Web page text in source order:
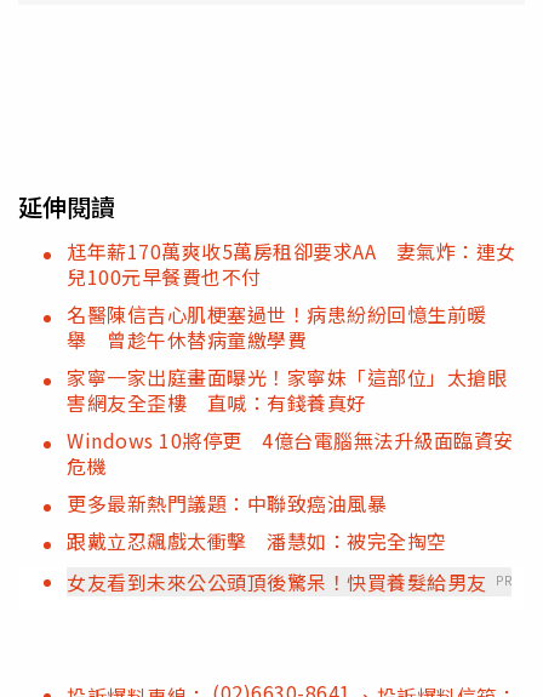
延伸閱讀
尪年薪170萬爽收5萬房租卻要求AA 妻氣炸：連女
兒100元早餐費也不付
名醫陳信吉心肌梗塞過世！病患紛紛回憶生前暖
舉 曾趁午休替病童繳學費
家寧一家出庭畫面曝光！家寧妹「這部位」太搶眼
害網友全歪樓 直喊：有錢養真好
Windows 10將停更 4億台電腦無法升級面臨資安
危機
更多最新熱門議題：中聯致癌油風暴
跟戴立忍飆戲太衝擊 潘慧如：被完全掏空
女友看到未來公公頭頂後驚呆！快買養髮給男友
PR